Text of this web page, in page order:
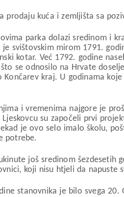
prodaju kuća i zemljišta sa
parka dolazi sredinom i
svištovskim mirom 1791.
kotar. Već 1792. godine
se odnosilo na Hrvate
kraj. U godinama
i vremenima najgore je
su započeli prvi
je ovo selo imalo školu,
potrebe.
još sredinom
koji nisu htjeli da napuste
stanovnika je bilo svega